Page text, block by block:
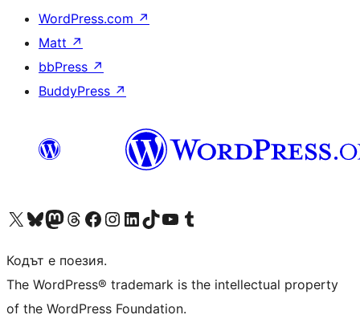
WordPress.com ↗
Matt ↗
bbPress ↗
BuddyPress ↗
Visit our X (formerly Twitter) account
Visit our Bluesky account
Visit our Mastodon account
Visit our Threads account
Посетете нашата страница във Facebook
Посетете нашия профил в Instagram
Посетете нашия профил в LinkedIn
Visit our TikTok account
Visit our YouTube channel
Visit our Tumblr account
Кодът е поезия.
The WordPress® trademark is the intellectual property
of the WordPress Foundation.